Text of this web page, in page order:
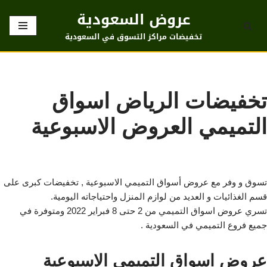
تخطى
عروض السعودية
تخفيضات مراكز التسوق في السعودية
تخفيضات الرياض اسواق
التميمي العروض الاسبوعية
تسوق و وفر مع عروض أسواق التميمي الاسبوعية , تخفيضات كبرى على
قسم الغذائيات و العديد من لوازم المنزل واحتياجاته اليومية.
تسري عروض اسواق التميمي من 2 حتى 8 فبراير 2022 ومتوفرة في
جميع فروع التميمي في السعودية .
عروض اسواق التميمي الاسبوعية